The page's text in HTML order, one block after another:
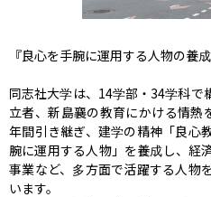
『良心を手腕に運用する人物の養
同志社大学は、14学部・34学科で
立者、新島襄の教育にかける情熱
年間引き継ぎ、建学の精神「良心
腕に運用する人物」を養成し、経
事業など、多方面で活躍する人物
います。